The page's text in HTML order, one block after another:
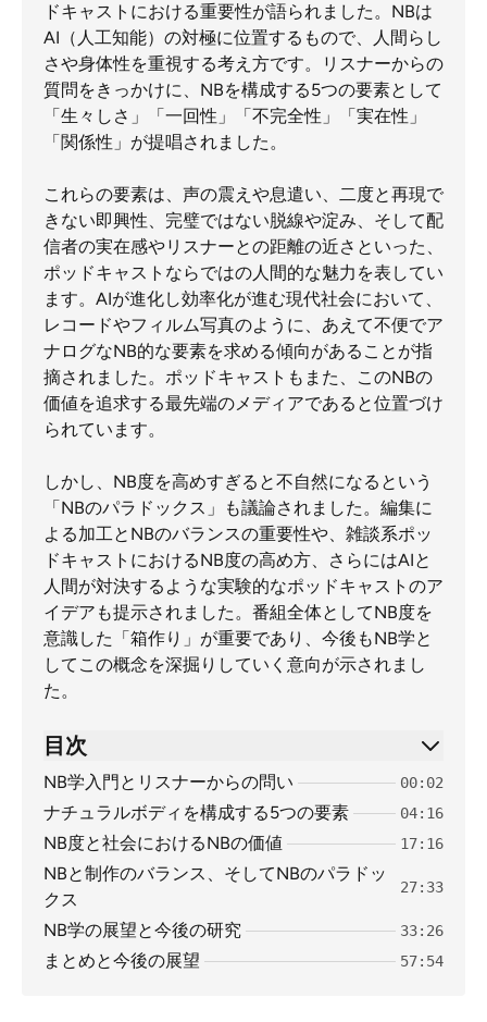
ドキャストにおける重要性が語られました。NBは
AI（人工知能）の対極に位置するもので、人間らし
さや身体性を重視する考え方です。リスナーからの
質問をきっかけに、NBを構成する5つの要素として
「生々しさ」「一回性」「不完全性」「実在性」
「関係性」が提唱されました。
これらの要素は、声の震えや息遣い、二度と再現で
きない即興性、完璧ではない脱線や淀み、そして配
信者の実在感やリスナーとの距離の近さといった、
ポッドキャストならではの人間的な魅力を表してい
ます。AIが進化し効率化が進む現代社会において、
レコードやフィルム写真のように、あえて不便でア
ナログなNB的な要素を求める傾向があることが指
摘されました。ポッドキャストもまた、このNBの
価値を追求する最先端のメディアであると位置づけ
られています。
しかし、NB度を高めすぎると不自然になるという
「NBのパラドックス」も議論されました。編集に
よる加工とNBのバランスの重要性や、雑談系ポッ
ドキャストにおけるNB度の高め方、さらにはAIと
人間が対決するような実験的なポッドキャストのア
イデアも提示されました。番組全体としてNB度を
意識した「箱作り」が重要であり、今後もNB学と
してこの概念を深掘りしていく意向が示されまし
た。
目次
NB学入門とリスナーからの問い 00:02
ナチュラルボディを構成する5つの要素 04:16
NB度と社会におけるNBの価値 17:16
NBと制作のバランス、そしてNBのパラドッ
クス
27:33
NB学の展望と今後の研究 33:26
まとめと今後の展望 57:54